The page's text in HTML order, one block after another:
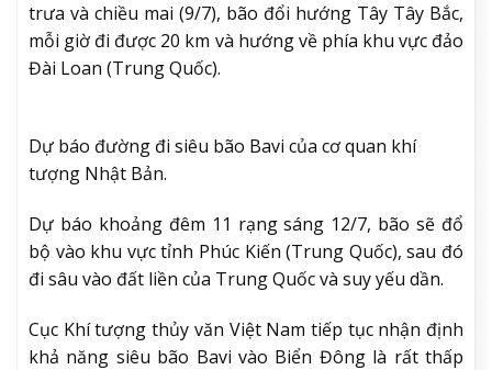
trưa và chiều mai (9/7), bão đổi hướng Tây Tây Bắc,
mỗi giờ đi được 20 km và hướng về phía khu vực đảo
Đài Loan (Trung Quốc).
Dự báo đường đi siêu bão Bavi của cơ quan khí
tượng Nhật Bản.
Dự báo khoảng đêm 11 rạng sáng 12/7, bão sẽ đổ
bộ vào khu vực tỉnh Phúc Kiến (Trung Quốc), sau đó
đi sâu vào đất liền của Trung Quốc và suy yếu dần.
Cục Khí tượng thủy văn Việt Nam tiếp tục nhận định
khả năng siêu bão Bavi vào Biển Đông là rất thấp